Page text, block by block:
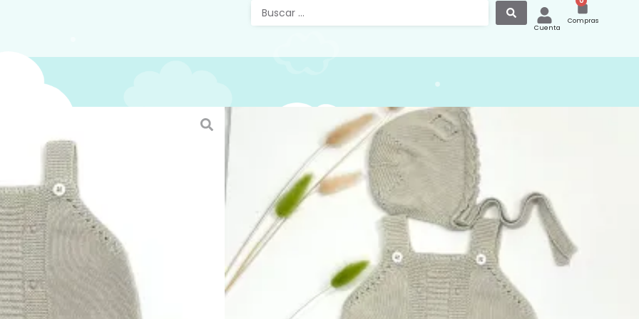
Cuenta
Compras
Pelele Bebé Tirantes 9005 Beige
Pelele bebé de tirantes con botones en el
tirante y también en la entrepierna para hacer
mas facil el cambio del bebé. Elaborado en
punto de algodón 100 % ideal para la época de
la primavera y el verano. Color beige 04. Marca
pecesa
Puedes ver más opciones de peleles en nuestra
página en el siguiente enlace
https://canastilla.com.es/pelele-verano/